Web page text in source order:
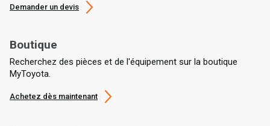
Demander un devis
Boutique
Recherchez des pièces et de l'équipement sur la boutique
MyToyota.
Achetez dès maintenant